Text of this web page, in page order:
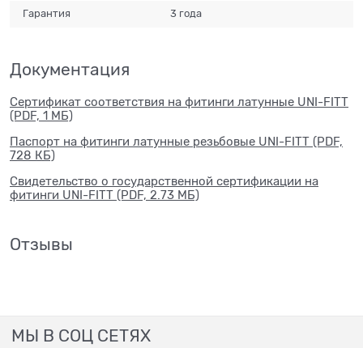
Гарантия 3 года
Документация
Сертификат соответствия на фитинги латунные UNI-FITT
(PDF, 1 МБ)
Паспорт на фитинги латунные резьбовые UNI-FITT (PDF,
728 КБ)
Свидетельство о государственной сертификации на
фитинги UNI-FITT (PDF, 2.73 МБ)
Отзывы
МЫ В СОЦ СЕТЯХ